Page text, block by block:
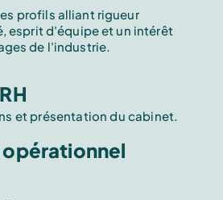
profils alliant rigueur
esprit d'équipe et un intérêt
de l'industrie.
et présentation du cabinet.